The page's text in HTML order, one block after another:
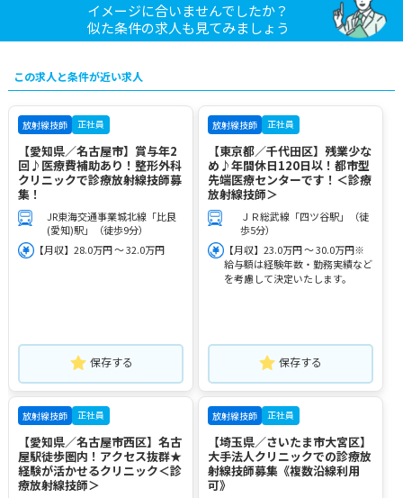
イメージに合いませんでしたか？
似た条件の求人も見てみましょう
この求人と条件が近い求人
放射線技師 正社員
【愛知県／名古屋市】賞与年2
回♪医療費補助あり！整形外科
クリニックで診療放射線技師募
集！
JR東海交通事業城北線「比良
(愛知)駅」（徒歩9分）
【月収】28.0万円 ～ 32.0万円
保存する
放射線技師 正社員
【東京都／千代田区】残業少な
め♪年間休日120日以！都市型
先端医療センターです！＜診療
放射線技師＞
ＪＲ総武線「四ツ谷駅」（徒
歩5分）
【月収】23.0万円 ～ 30.0万円※
給与額は経験年数・勤務実績など
を考慮して決定いたします。
保存する
放射線技師 正社員
【愛知県／名古屋市西区】名古
屋駅徒歩圏内！アクセス抜群★
経験が活かせるクリニック＜診
療放射線技師＞
放射線技師 正社員
【埼玉県／さいたま市大宮区】
大手法人クリニックでの診療放
射線技師募集《複数沿線利用
可》